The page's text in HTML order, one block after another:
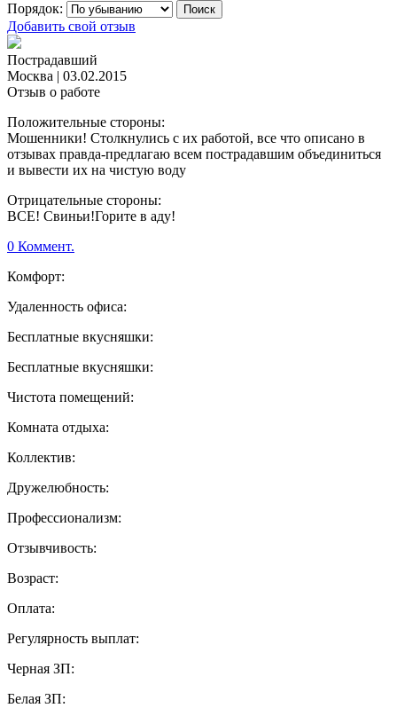
Порядок:
Добавить свой отзыв
Пострадавший
Москва | 03.02.2015
Отзыв о работе
Положительные стороны:
Мошенники! Столкнулись с их работой, все что описано в
отзывах правда-предлагаю всем пострадавшим объединиться
и вывести их на чистую воду
Отрицательные стороны:
ВСЕ! Свиньи!Горите в аду!
0 Коммент.
Комфорт:
Удаленность офиса:
Бесплатные вкусняшки:
Бесплатные вкусняшки:
Чистота помещений:
Комната отдыха:
Коллектив:
Дружелюбность:
Профессионализм:
Отзывчивость:
Возраст:
Оплата:
Регулярность выплат:
Черная ЗП:
Белая ЗП: